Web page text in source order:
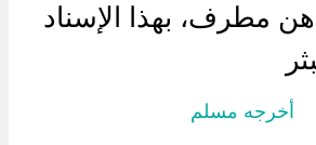
مطرف، بهذا الإسناد
أخرجه مسلم